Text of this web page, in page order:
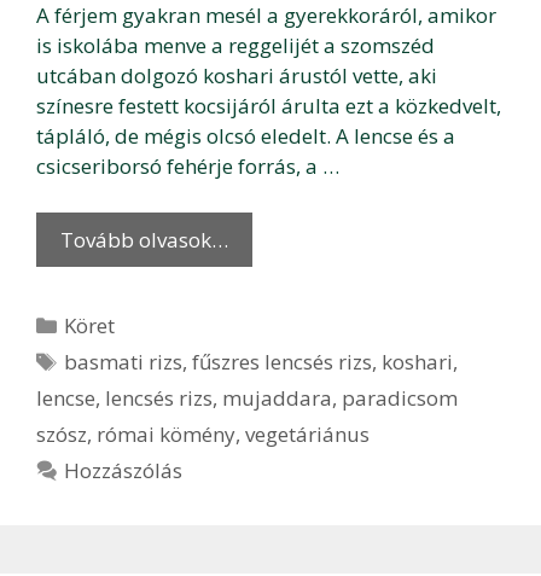
A férjem gyakran mesél a gyerekkoráról, amikor
is iskolába menve a reggelijét a szomszéd
utcában dolgozó koshari árustól vette, aki
színesre festett kocsijáról árulta ezt a közkedvelt,
tápláló, de mégis olcsó eledelt. A lencse és a
csicseriborsó fehérje forrás, a …
Tovább olvasok…
Kategória
Köret
Címkék
basmati rizs,fűszres lencsés rizs, koshari,
lencse, lencsés rizs, mujaddara, paradicsom
szósz, római kömény, vegetáriánus
Hozzászólás